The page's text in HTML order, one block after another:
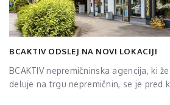
BCAKTIV ODSLEJ NA NOVI LOKACIJI
BCAKTIV nepremičninska agencija, ki
deluje na trgu nepremičnin, se je pred